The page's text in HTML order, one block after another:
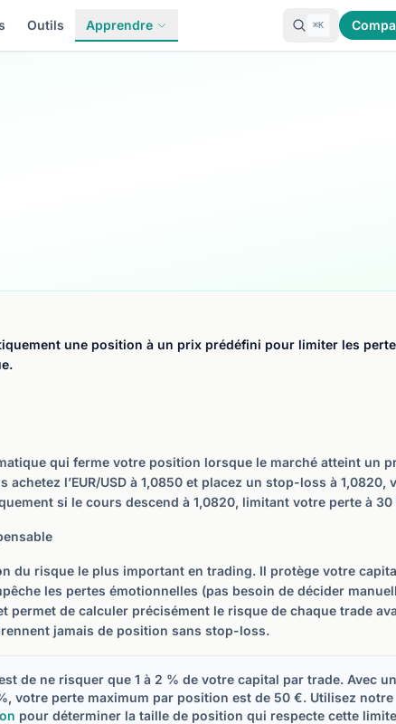
Outils Apprendre ⌘K
une position à un prix prédéfini pour limiter les
qui ferme votre position lorsque le marché atteint un
l’EUR/USD à 1,0850 et placez un stop-loss à 1,0820,
si le cours descend à 1,0820, limitant votre perte à 30
du risque le plus important en trading. Il protège votre
les pertes émotionnelles (pas besoin de décider
permet de calculer précisément le risque de chaque trade
jamais de position sans stop-loss.
de ne risquer que 1 à 2 % de votre capital par trade. Avec
votre perte maximum par position est de 50 €. Utilisez notre
pour déterminer la taille de position qui respecte cette